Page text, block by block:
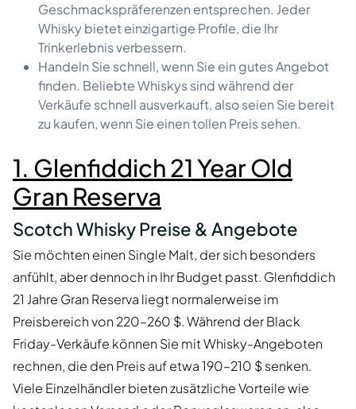
Geschmackspräferenzen entsprechen. Jeder
Whisky bietet einzigartige Profile, die Ihr
Trinkerlebnis verbessern.
Handeln Sie schnell, wenn Sie ein gutes Angebot
finden. Beliebte Whiskys sind während der
Verkäufe schnell ausverkauft, also seien Sie bereit
zu kaufen, wenn Sie einen tollen Preis sehen.
1. Glenfiddich 21 Year Old
Gran Reserva
Scotch Whisky Preise & Angebote
Sie möchten einen Single Malt, der sich besonders
anfühlt, aber dennoch in Ihr Budget passt. Glenfiddich
21 Jahre Gran Reserva liegt normalerweise im
Preisbereich von 220–260 $. Während der Black
Friday-Verkäufe können Sie mit Whisky-Angeboten
rechnen, die den Preis auf etwa 190–210 $ senken.
Viele Einzelhändler bieten zusätzliche Vorteile wie